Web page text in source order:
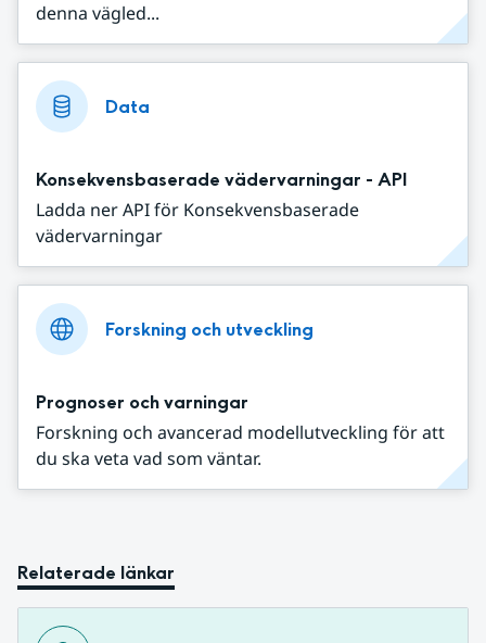
denna vägled...
Data
Konsekvensbaserade vädervarningar - API
Ladda ner API för Konsekvensbaserade
vädervarningar
Forskning och utveckling
Prognoser och varningar
Forskning och avancerad modellutveckling för att
du ska veta vad som väntar.
Relaterade länkar